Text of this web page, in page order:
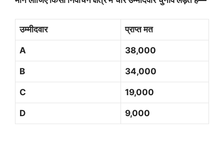
उम्मीदवार प्राप्त मत
A 38,000
B 34,000
C 19,000
D 9,000